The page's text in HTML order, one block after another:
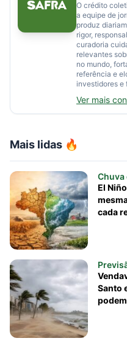
Mais lidas 🔥
Chuva
El
cada
Santo
O crédito
a equipe de
produz
rigor,
curadoria
relevantes
no mundo,
referência e
investidores e
Ver mais